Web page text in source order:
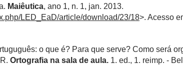
Maiêutica, ano 1, n. 1, jan. 2013.
LED_EaD/article/download/23/18>. Acesso
o que é? Para que serve? Como será
Ortografia na sala de aula. 1. ed., 1. reimp. -